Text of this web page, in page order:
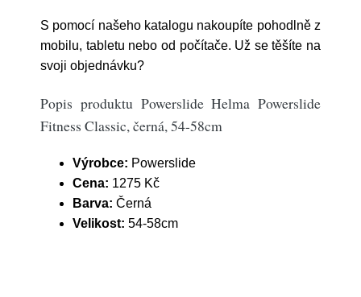
S pomocí našeho katalogu nakoupíte pohodlně z
mobilu, tabletu nebo od počítače. Už se těšíte na
svoji objednávku?
Popis produktu Powerslide Helma Powerslide
Fitness Classic, černá, 54-58cm
Výrobce: Powerslide
Cena: 1275 Kč
Barva: Černá
Velikost: 54-58cm